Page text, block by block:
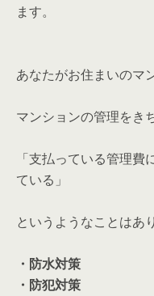
ます。
あなたがお住まいのマ
マンションの管理をき
「支払っている管理
ている」
というようなことはあ
・防水対策
・防犯対策